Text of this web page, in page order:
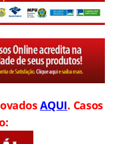
AQUI. Casos